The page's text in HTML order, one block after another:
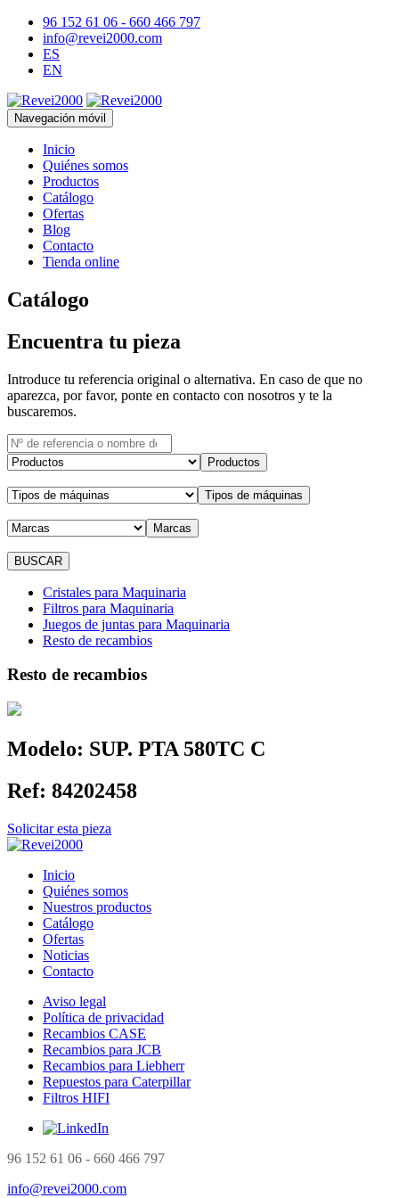
96 152 61 06 - 660 466 797
info@revei2000.com
ES
EN
Navegación móvil
Inicio
Quiénes somos
Productos
Catálogo
Ofertas
Blog
Contacto
Tienda online
Catálogo
Encuentra tu pieza
Introduce tu referencia original o alternativa. En caso de que no
aparezca, por favor, ponte en contacto con nosotros y te la
buscaremos.
Productos
Tipos de máquinas
Marcas
Cristales para Maquinaria
Filtros para Maquinaria
Juegos de juntas para Maquinaria
Resto de recambios
Resto de recambios
Modelo: SUP. PTA 580TC C
Ref: 84202458
Solicitar esta pieza
Inicio
Quiénes somos
Nuestros productos
Catálogo
Ofertas
Noticias
Contacto
Aviso legal
Política de privacidad
Recambios CASE
Recambios para JCB
Recambios para Liebherr
Repuestos para Caterpillar
Filtros HIFI
96 152 61 06 - 660 466 797
info@revei2000.com